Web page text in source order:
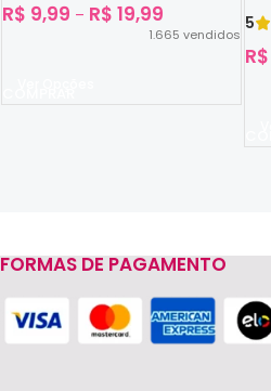
R$ 9,99 – R$ 19,99
1.665 vendidos
5
R$
Read more
FORMAS DE PAGAMENTO